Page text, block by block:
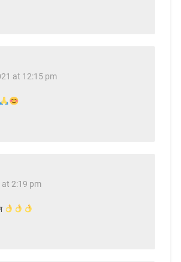
at 12:15 pm
2:19 pm